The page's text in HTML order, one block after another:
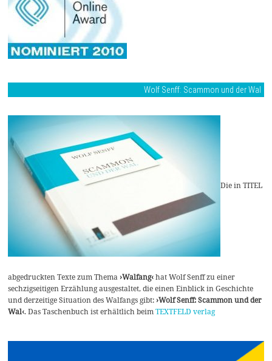
Wolf Senff: Scammon und der Wal
Die in TITEL
abgedruckten Texte zum Thema›Walfang‹hat Wolf Senff zu einer
sechzigseitigen Erzählung ausgestaltet, die einen Einblick in Geschichte
und derzeitige Situation des Walfangs gibt:›Wolf Senff: Scammon und der
Wal‹. Das Taschenbuch ist erhältlich beimTEXTFELD verlag